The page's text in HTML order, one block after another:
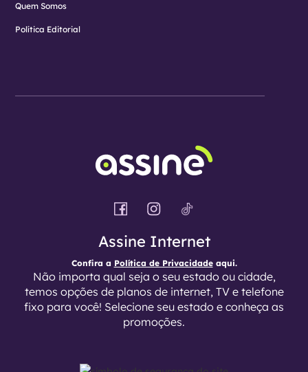
Quem Somos
Política Editorial
Assine Internet
Confira a Política de Privacidadeaqui.
Não importa qual seja o seu estado ou cidade,
temos opções de planos de internet, TV e telefone
fixo para você! Selecione seu estado e conheça as
promoções.